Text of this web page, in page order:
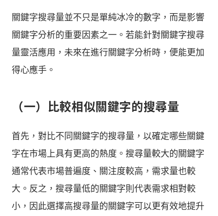
關鍵字搜尋量並不只是單純冰冷的數字，而是影響
關鍵字分析的重要因素之一。若能針對關鍵字搜尋
量靈活應用，未來在進行關鍵字分析時，便能更加
得心應手。
（一）比較相似關鍵字的搜尋量
首先，對比不同關鍵字的搜尋量，以確定哪些關鍵
字在市場上具有更高的熱度。搜尋量較大的關鍵字
通常代表市場普遍度、關注度較高，需求量也較
大。反之，搜尋量低的關鍵字則代表需求相對較
小，因此選擇高搜尋量的關鍵字可以更有效地提升